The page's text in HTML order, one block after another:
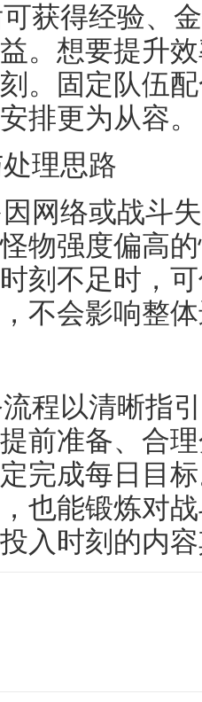
获得经验、
。想要提升
。固定队伍
排更为从容。
理思路
网络或战斗
物强度偏高
刻不足时，
不会影响整
程以清晰指
前准备、合
完成每日目
也能锻炼对
入时刻的内